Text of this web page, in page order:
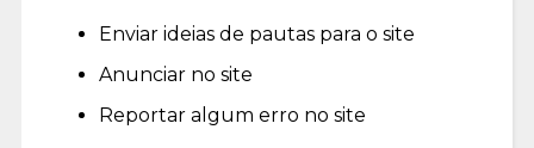
Enviar ideias de pautas para o site
Anunciar no site
Reportar algum erro no site